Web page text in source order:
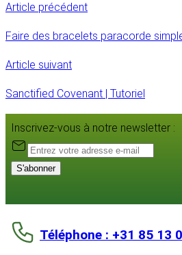
Article précédent
Faire des bracelets paracorde
Article suivant
Sanctified Covenant | Tutoriel
Inscrivez-vous à notre newsletter :
S'abonner
Téléphone : +31 85 13